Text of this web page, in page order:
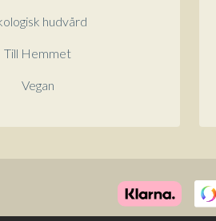
hudvård
Till Hemmet
Vegan